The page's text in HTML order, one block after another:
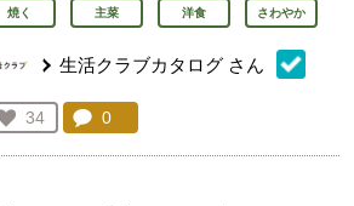
焼く 主菜 洋食 さわやか
生活クラブカタログ さん
お気に入り登録：
34
人が登録
コメント：
0